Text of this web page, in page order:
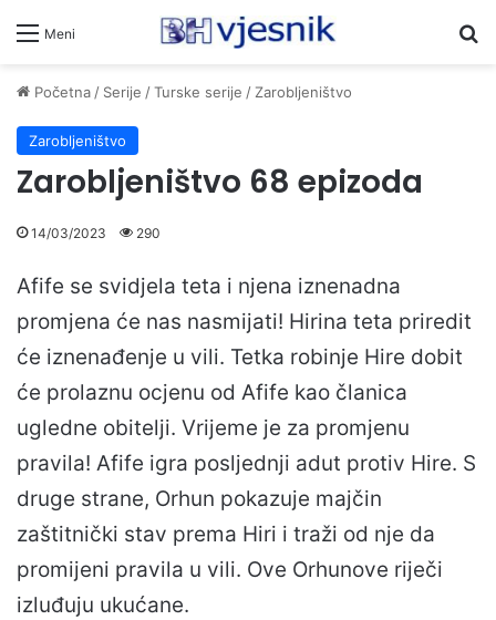
Meni
Početna/ Serije /Turske serije /Zarobljeništvo
Zarobljeništvo
Zarobljeništvo 68 epizoda
14/03/2023 290
Afife se svidjela teta i njena iznenadna
promjena će nas nasmijati! Hirina teta priredit
će iznenađenje u vili. Tetka robinje Hire dobit
će prolaznu ocjenu od Afife kao članica
ugledne obitelji. Vrijeme je za promjenu
pravila! Afife igra posljednji adut protiv Hire. S
druge strane, Orhun pokazuje majčin
zaštitnički stav prema Hiri i traži od nje da
promijeni pravila u vili. Ove Orhunove riječi
izluđuju ukućane.